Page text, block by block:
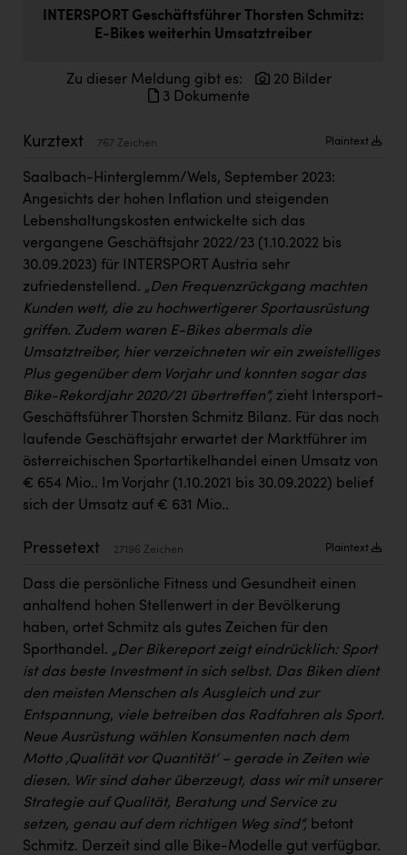
Doppler Gruppe
everfield
Fristads Austria
HIG Infomotion Group
IFE Austria GmbH
Immotech
INTERSPAR
INTERSPORT Austria
Jesolo
Jane Goodall Institute Austria
Kärcher
Karin Liedl
KEBA
KLIPP Frisör
Kleider Bauer
Kremsmüller Anlagenbau GmbH
Maximarkt
Oldtimer Raststationen und Motorhotels
Österreichischer Kachelofenverband
Orlen
Passage Linz
PEZ
INTERSPORT Geschäftsführer Thorsten Schmitz:
E-Bikes weiterhin Umsatztreiber
Zu dieser Meldung gibt es:
20 Bilder
3 Dokumente
Kurztext 767 Zeichen Plaintext
Saalbach-Hinterglemm/Wels, September 2023:
Angesichts der hohen Inflation und steigenden
Lebenshaltungskosten entwickelte sich das
vergangene Geschäftsjahr 2022/23 (1.10.2022 bis
30.09.2023) für INTERSPORT Austria sehr
zufriedenstellend. „Den Frequenzrückgang machten
Kunden wett, die zu hochwertigerer Sportausrüstung
griffen. Zudem waren E-Bikes abermals die
Umsatztreiber, hier verzeichneten wir ein zweistelliges
Plus gegenüber dem Vorjahr und konnten sogar das
Bike-Rekordjahr 2020/21 übertreffen“, zieht Intersport-
Geschäftsführer Thorsten Schmitz Bilanz. Für das noch
laufende Geschäftsjahr erwartet der Marktführer im
österreichischen Sportartikelhandel einen Umsatz von
€ 654 Mio.. Im Vorjahr (1.10.2021 bis 30.09.2022) belief
sich der Umsatz auf € 631 Mio..
Pressetext 27196 Zeichen Plaintext
Dass die persönliche Fitness und Gesundheit einen
anhaltend hohen Stellenwert in der Bevölkerung
haben, ortet Schmitz als gutes Zeichen für den
Sporthandel. „Der Bikereport zeigt eindrücklich: Sport
ist das beste Investment in sich selbst. Das Biken dient
den meisten Menschen als Ausgleich und zur
Entspannung, viele betreiben das Radfahren als Sport.
Neue Ausrüstung wählen Konsumenten nach dem
Motto ‚Qualität vor Quantität‘ – gerade in Zeiten wie
diesen. Wir sind daher überzeugt, dass wir mit unserer
Strategie auf Qualität, Beratung und Service zu
setzen, genau auf dem richtigen Weg sind“, betont
Schmitz. Derzeit sind alle Bike-Modelle gut verfügbar.